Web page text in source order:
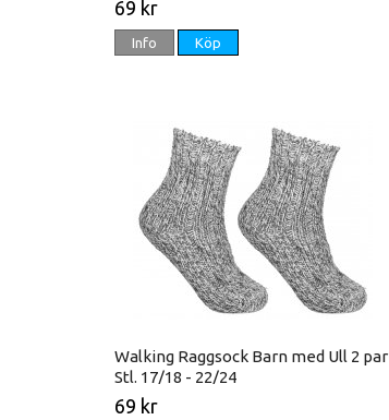
69 kr
Info Köp
Walking Raggsock Barn med Ull 2 par
Stl. 17/18 - 22/24
69 kr